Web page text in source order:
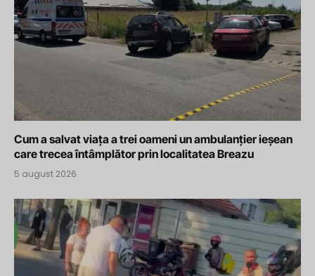
Cum a salvat viața a trei oameni un ambulanțier ieșean
care trecea întâmplător prin localitatea Breazu
5 august 2026